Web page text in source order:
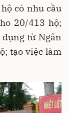
có nhu cầu
20/413 hộ;
từ Ngân
tạo việc làm